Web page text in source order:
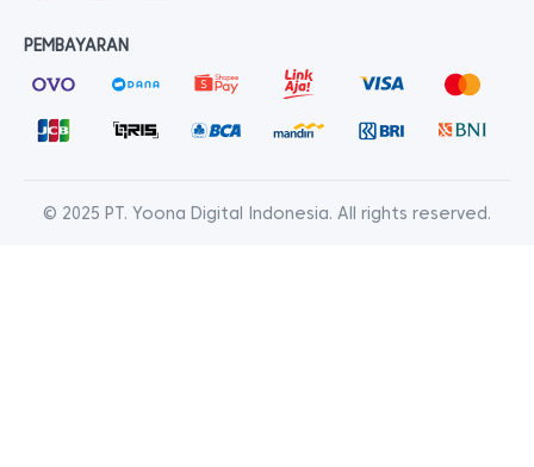
PEMBAYARAN
© 2025 PT. Yoona Digital Indonesia. All rights reserved.